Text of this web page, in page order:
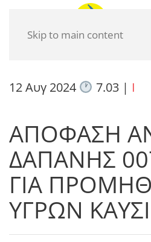
Skip to main content
12 Αυγ 2024 7.03| I
ΑΠΟΦΑΣΗ
ΔΑΠΑΝΗΣ
ΓΙΑ
ΥΓΡΩΝ